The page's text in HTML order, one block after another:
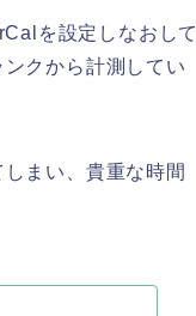
を設定しなおして
クから計測してい
まい、貴重な時間